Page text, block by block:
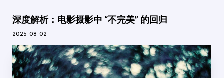
深度解析：电影摄影中 “不完美” 的回归
2025-08-02